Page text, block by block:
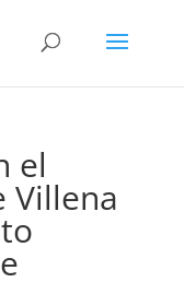
el
Villena